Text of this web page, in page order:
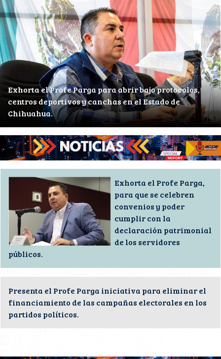
Exhorta el Profe Parga para abrir bajo protocolos,
centros deportivos y canchas en el Estado de
Chihuahua.
Exhorta el Profe Parga,
para que se celebren
convenios y poder
cumplir con la
declaración patrimonial
de los servidores
públicos.
Presenta el Profe Parga iniciativa para eliminar el
financiamiento de las campañas electorales en los
partidos políticos.